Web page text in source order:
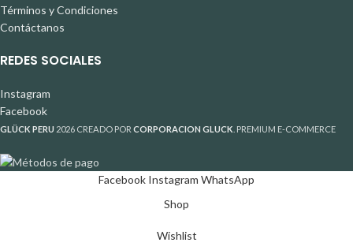
Términos y Condiciones
Contáctanos
REDES SOCIALES
Instagram
Facebook
GLÜCK PERU 2026 CREADO POR CORPORACION GLUCK . PREMIUM E-COMMERCE
Facebook Instagram WhatsApp
Shop
Wishlist